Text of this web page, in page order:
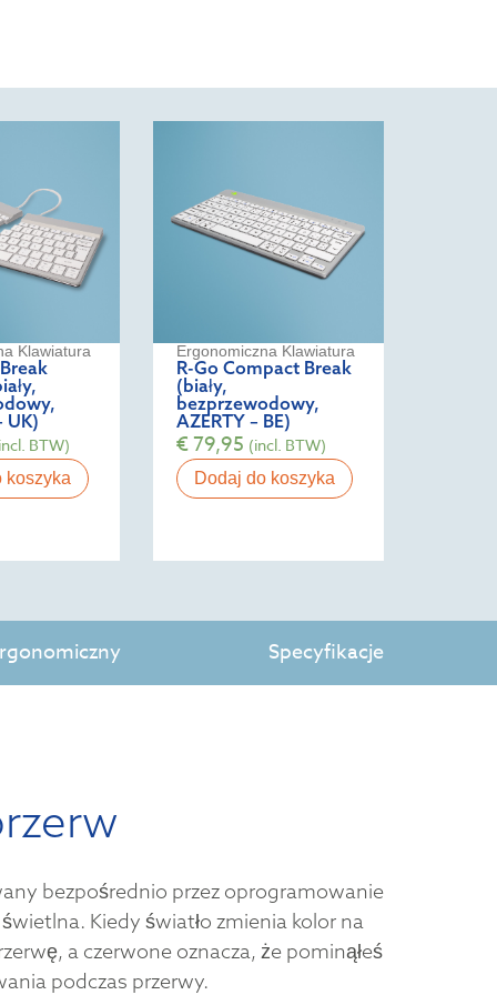
Klawiatura
UK)
BTW)
koszyka
Ergonomiczna Klawiatura
R-Go Compact Break
(biały,
bezprzewodowy,
AZERTY – BE)
€79,95 (incl. BTW)
Dodaj do koszyka
Specyfikacje
bezpośrednio przez oprogramowanie
Kiedy światło zmienia kolor na
a czerwone oznacza, że pominąłeś
podczas przerwy.